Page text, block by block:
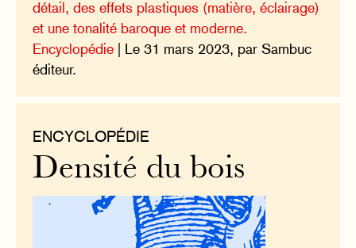
détail, des effets plastiques (matière, éclairage)
et une tonalité baroque et moderne.
Encyclopédie | Le 31 mars 2023, par Sambuc
éditeur.
ENCYCLOPÉDIE
Densité du bois